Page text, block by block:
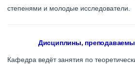
степенями и молодые исследователи.
Дисциплины,
Кафедра ведёт занятия по